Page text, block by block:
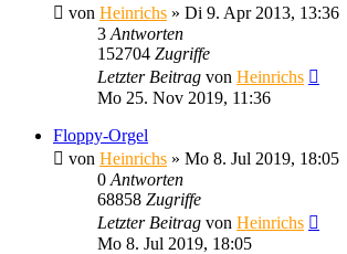
von Heinrichs » Di 9. Apr 2013, 13:36
3 Antworten
152704 Zugriffe
Letzter Beitrag von Heinrichs
Mo 25. Nov 2019, 11:36
Floppy-Orgel
von Heinrichs » Mo 8. Jul 2019, 18:05
0 Antworten
68858 Zugriffe
Letzter Beitrag von Heinrichs
Mo 8. Jul 2019, 18:05